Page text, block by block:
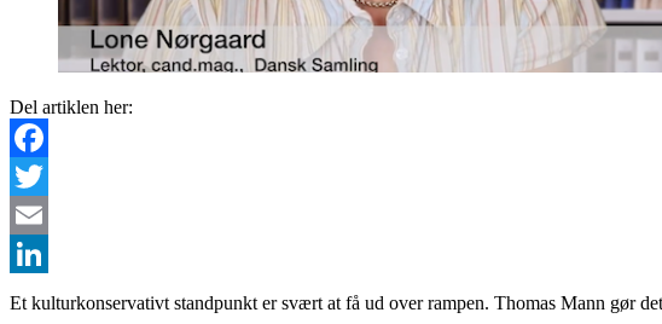
Del artiklen her:
Facebook
Twitter
Email
LinkedIn
Et kulturkonservativt standpunkt er svært at få ud over rampen. Thomas Mann gør